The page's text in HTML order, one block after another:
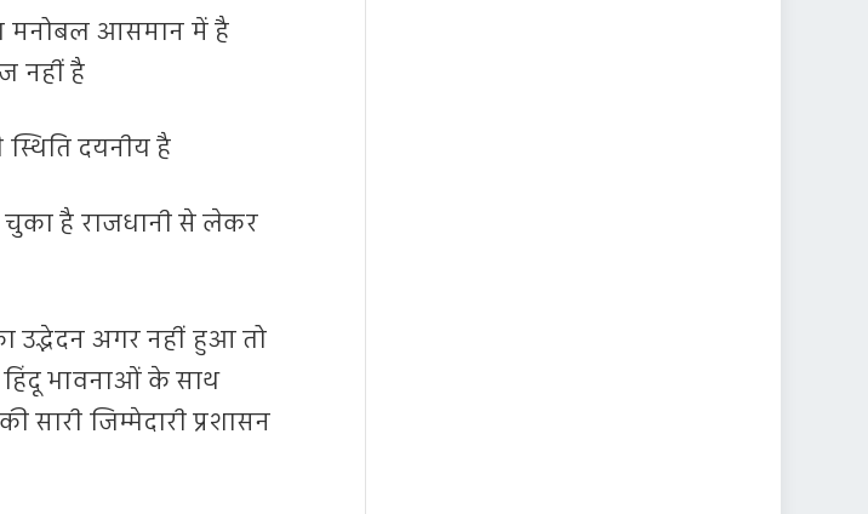
मनोबल आसमान में है
नहीं है
दयनीय है
चुका है राजधानी से लेकर
उद्भेदन अगर नहीं हुआ तो
हिंदू भावनाओं के साथ
जिम्मेदारी प्रशासन